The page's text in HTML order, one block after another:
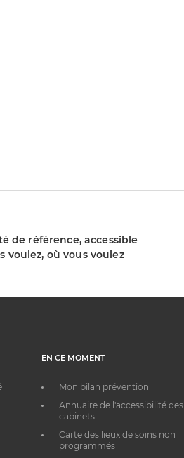
de référence, accessible
voulez, où vous voulez
EN CE MOMENT
Mon bilan prévention
Annuaire de l'accessibilité des
cabinets
Carte des lieux de soins non
programmés